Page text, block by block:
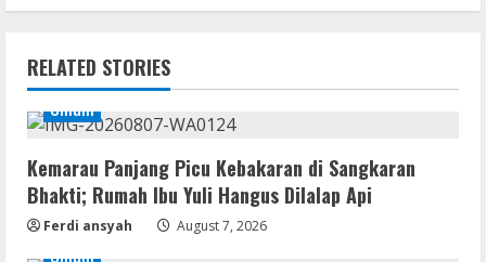
RELATED STORIES
Umum
Kemarau Panjang Picu Kebakaran di Sangkaran
Bhakti; Rumah Ibu Yuli Hangus Dilalap Api
Ferdi ansyah
August 7, 2026